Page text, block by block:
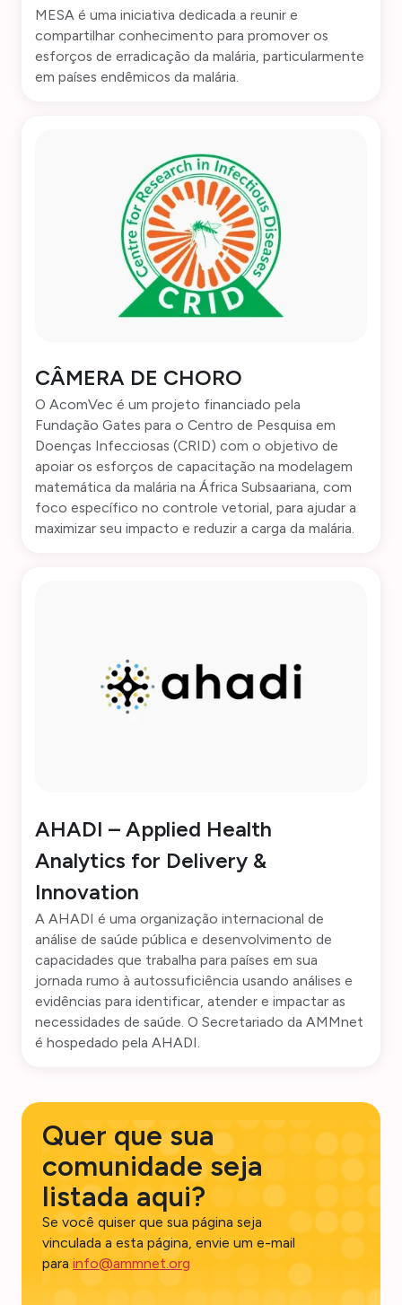
MESA é uma iniciativa dedicada a reunir e
compartilhar conhecimento para promover os
esforços de erradicação da malária, particularmente
em países endêmicos da malária.
CÂMERA DE CHORO
O AcomVec é um projeto financiado pela
Fundação Gates para o Centro de Pesquisa em
Doenças Infecciosas (CRID) com o objetivo de
apoiar os esforços de capacitação na modelagem
matemática da malária na África Subsaariana, com
foco específico no controle vetorial, para ajudar a
maximizar seu impacto e reduzir a carga da malária.
AHADI – Applied Health
Analytics for Delivery &
Innovation
A AHADI é uma organização internacional de
análise de saúde pública e desenvolvimento de
capacidades que trabalha para países em sua
jornada rumo à autossuficiência usando análises e
evidências para identificar, atender e impactar as
necessidades de saúde. O Secretariado da AMMnet
é hospedado pela AHADI.
Quer que sua
comunidade seja
listada aqui?
Se você quiser que sua página seja
vinculada a esta página, envie um e-mail
parainfo@ammnet.org